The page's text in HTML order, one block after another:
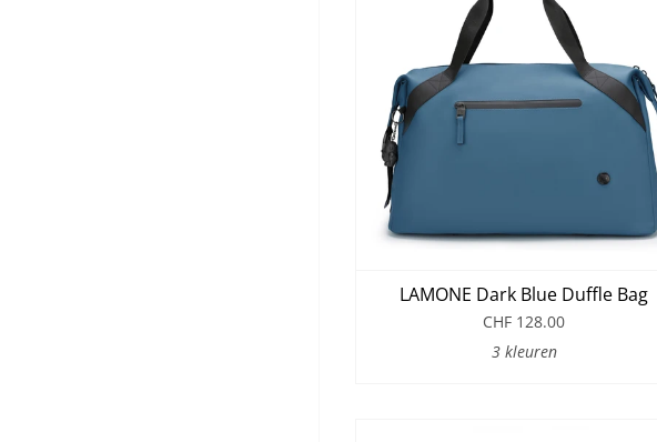
LAMONE Dark Blue Duffle Bag
CHF 128.00
3 kleuren